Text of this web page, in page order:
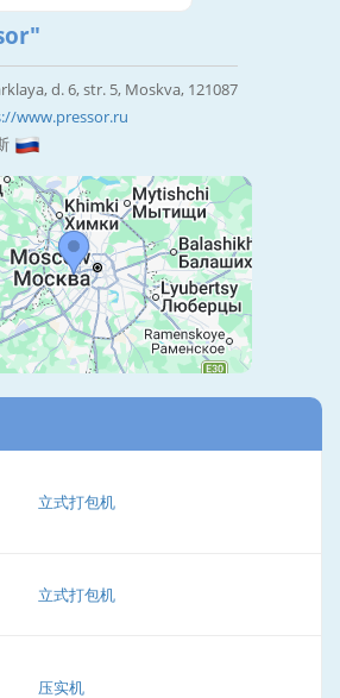
d. 6, str. 5, Moskva, 121087
www.pressor.ru
立式打包机
立式打包机
压实机